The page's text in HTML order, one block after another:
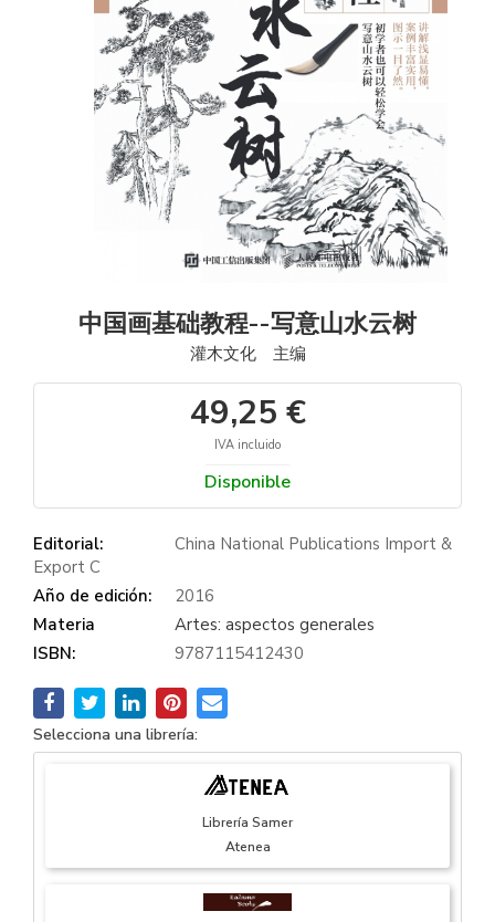
中国画基础教程--写意山水云树
灌木文化 主编
49,25 €
IVA incluido
Disponible
Editorial:
China National Publications Import &
Export C
Año de edición:
2016
Materia
Artes: aspectos generales
ISBN:
9787115412430
Selecciona una librería:
Librería Samer
Atenea